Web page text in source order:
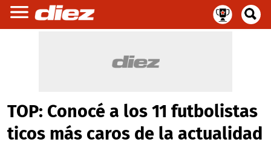
TOP: Conocé a los 11 futbolistas
ticos más caros de la actualidad